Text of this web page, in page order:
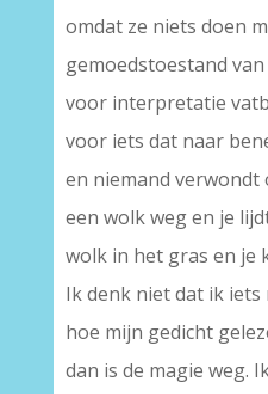
omdat ze niets doen
gemoedstoestand
voor interpretatie
voor iets dat naar
en niemand verwondt
een wolk weg en je
wolk in het gras en je
Ik denk niet dat ik
hoe mijn gedicht
dan is de magie weg.